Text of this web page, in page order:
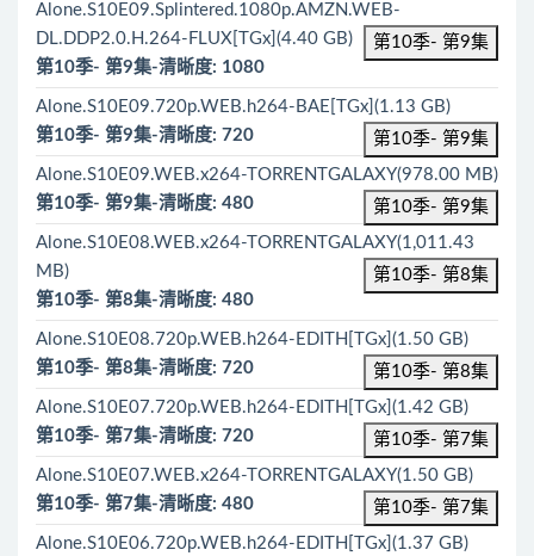
Alone.S10E09.Splintered.1080p.AMZN.WEB-
DL.DDP2.0.H.264-FLUX[TGx](4.40 GB)
第10季- 第9集
第10季- 第9集-清晰度: 1080
Alone.S10E09.720p.WEB.h264-BAE[TGx](1.13 GB)
第10季- 第9集
第10季- 第9集-清晰度: 720
Alone.S10E09.WEB.x264-TORRENTGALAXY(978.00 MB)
第10季- 第9集
第10季- 第9集-清晰度: 480
Alone.S10E08.WEB.x264-TORRENTGALAXY(1,011.43
MB)
第10季- 第8集
第10季- 第8集-清晰度: 480
Alone.S10E08.720p.WEB.h264-EDITH[TGx](1.50 GB)
第10季- 第8集
第10季- 第8集-清晰度: 720
Alone.S10E07.720p.WEB.h264-EDITH[TGx](1.42 GB)
第10季- 第7集
第10季- 第7集-清晰度: 720
Alone.S10E07.WEB.x264-TORRENTGALAXY(1.50 GB)
第10季- 第7集
第10季- 第7集-清晰度: 480
Alone.S10E06.720p.WEB.h264-EDITH[TGx](1.37 GB)